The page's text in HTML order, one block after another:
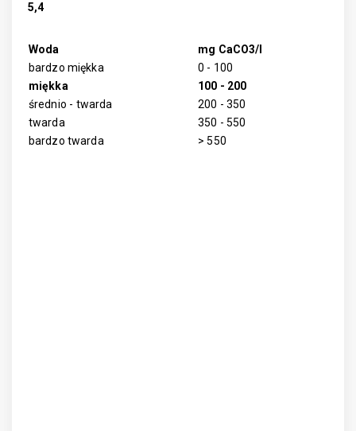
5,4
Woda
mg CaCO3/l
bardzo miękka
0 - 100
miękka
100 - 200
średnio - twarda
200 - 350
twarda
350 - 550
bardzo twarda
> 550